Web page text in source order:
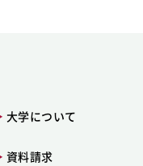
大学について
資料請求